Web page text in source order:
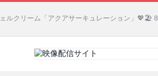
ルクリーム「アクアサーキュレーション」💖🏖️